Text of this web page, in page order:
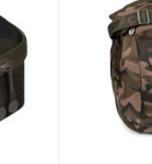
POŠALJI